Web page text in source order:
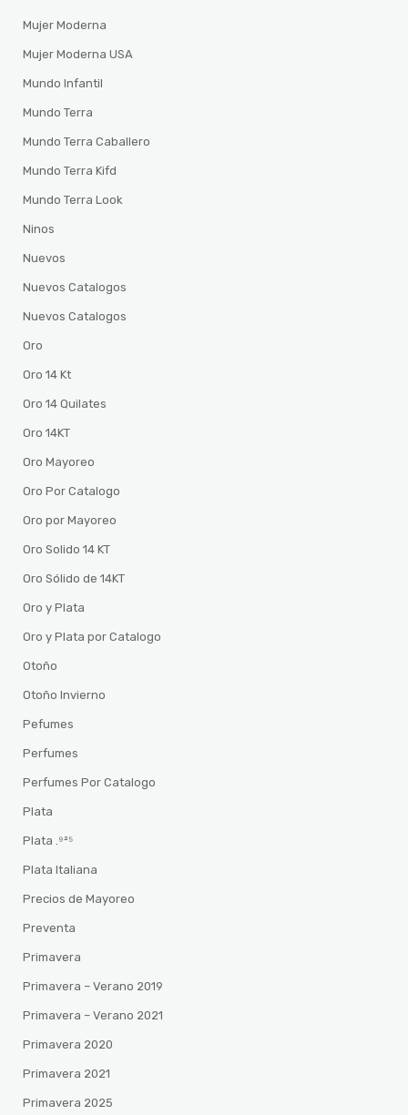
Mujer Moderna
Mujer Moderna USA
Mundo Infantil
Mundo Terra
Mundo Terra Caballero
Mundo Terra Kifd
Mundo Terra Look
Ninos
Nuevos
Nuevos Catalogos
Nuevos Catalogos
Oro
Oro 14 Kt
Oro 14 Quilates
Oro 14KT
Oro Mayoreo
Oro Por Catalogo
Oro por Mayoreo
Oro Solido 14 KT
Oro Sólido de 14KT
Oro y Plata
Oro y Plata por Catalogo
Otoño
Otoño Invierno
Pefumes
Perfumes
Perfumes Por Catalogo
Plata
Plata .⁹²⁵
Plata Italiana
Precios de Mayoreo
Preventa
Primavera
Primavera – Verano 2019
Primavera – Verano 2021
Primavera 2020
Primavera 2021
Primavera 2025